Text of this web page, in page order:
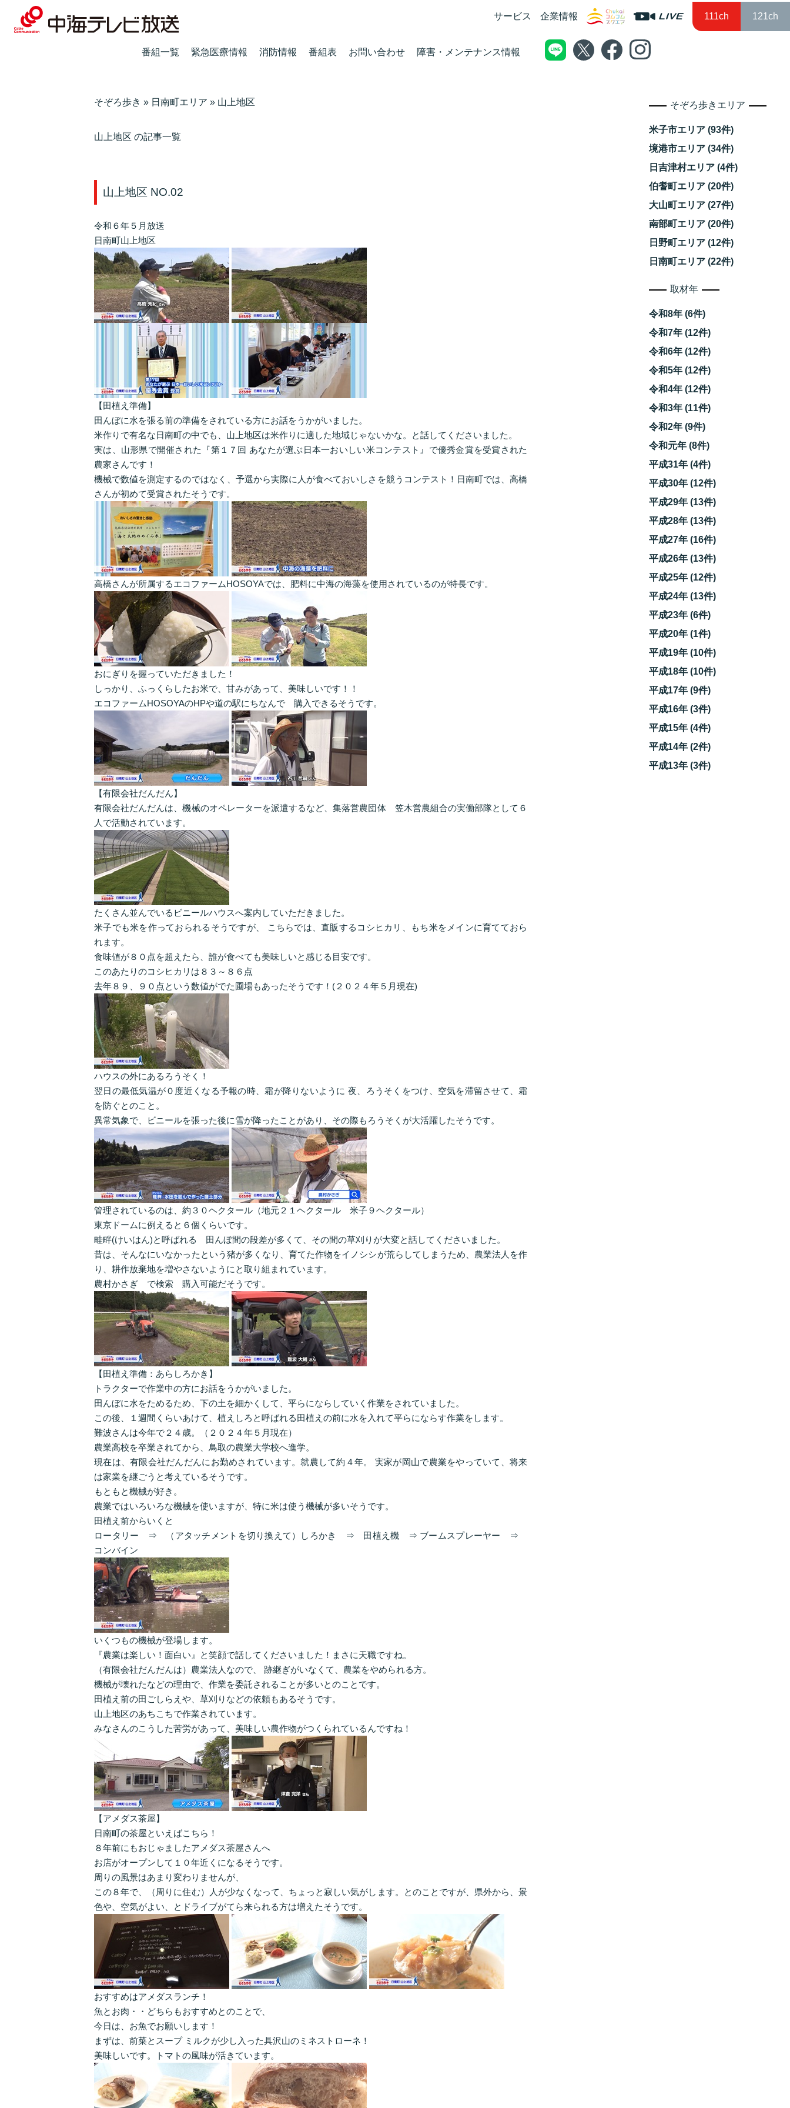
サービス 企業情報 111ch 121ch
番組一覧 緊急医療情報 消防情報 番組表 お問い合わせ 障害・メンテナンス情報
そぞろ歩き » 日南町エリア » 山上地区
山上地区 の記事一覧
山上地区 NO.02
令和６年５月放送
日南町山上地区
【田植え準備】
田んぼに水を張る前の準備をされている方にお話をうかがいました。
米作りで有名な日南町の中でも、山上地区は米作りに適した地域じゃないかな。と話してくださいました。
実は、山形県で開催された『第１７回 あなたが選ぶ日本一おいしい米コンテスト』で優秀金賞を受賞された
農家さんです！
機械で数値を測定するのではなく、予選から実際に人が食べておいしさを競うコンテスト！日南町では、高橋
さんが初めて受賞されたそうです。
高橋さんが所属するエコファームHOSOYAでは、肥料に中海の海藻を使用されているのが特長です。
おにぎりを握っていただきました！
しっかり、ふっくらしたお米で、甘みがあって、美味しいです！！
エコファームHOSOYAのHPや道の駅にちなんで 購入できるそうです。
【有限会社だんだん】
有限会社だんだんは、機械のオペレーターを派遣するなど、集落営農団体 笠木営農組合の実働部隊として６
人で活動されています。
たくさん並んでいるビニールハウスへ案内していただきました。
米子でも米を作っておられるそうですが、 こちらでは、直販するコシヒカリ、もち米をメインに育てておら
れます。
食味値が８０点を超えたら、誰が食べても美味しいと感じる目安です。
このあたりのコシヒカリは８３～８６点
去年８９、９０点という数値がでた圃場もあったそうです！(２０２４年５月現在)
ハウスの外にあるろうそく！
翌日の最低気温が０度近くなる予報の時、霜が降りないように 夜、ろうそくをつけ、空気を滞留させて、霜
を防ぐとのこと。
異常気象で、ビニールを張った後に雪が降ったことがあり、その際もろうそくが大活躍したそうです。
管理されているのは、約３０ヘクタール（地元２１ヘクタール 米子９ヘクタール）
東京ドームに例えると６個くらいです。
畦畔(けいはん)と呼ばれる 田んぼ間の段差が多くて、その間の草刈りが大変と話してくださいました。
昔は、そんなにいなかったという猪が多くなり、育てた作物をイノシシが荒らしてしまうため、農業法人を作
り、耕作放棄地を増やさないようにと取り組まれています。
農村かさぎ で検索 購入可能だそうです。
【田植え準備：あらしろかき】
トラクターで作業中の方にお話をうかがいました。
田んぼに水をためるため、下の土を細かくして、平らにならしていく作業をされていました。
この後、１週間くらいあけて、植えしろと呼ばれる田植えの前に水を入れて平らにならす作業をします。
難波さんは今年で２４歳。（２０２４年５月現在）
農業高校を卒業されてから、鳥取の農業大学校へ進学。
現在は、有限会社だんだんにお勤めされています。就農して約４年。 実家が岡山で農業をやっていて、将来
は家業を継ごうと考えているそうです。
もともと機械が好き。
農業ではいろいろな機械を使いますが、特に米は使う機械が多いそうです。
田植え前からいくと
ロータリー ⇒ （アタッチメントを切り換えて）しろかき ⇒ 田植え機 ⇒ ブームスプレーヤー ⇒
コンバイン
いくつもの機械が登場します。
『農業は楽しい！面白い』と笑顔で話してくださいました！まさに天職ですね。
（有限会社だんだんは）農業法人なので、 跡継ぎがいなくて、農業をやめられる方。
機械が壊れたなどの理由で、作業を委託されることが多いとのことです。
田植え前の田ごしらえや、草刈りなどの依頼もあるそうです。
山上地区のあちこちで作業されています。
みなさんのこうした苦労があって、美味しい農作物がつくられているんですね！
【アメダス茶屋】
日南町の茶屋といえばこちら！
８年前にもおじゃましたアメダス茶屋さんへ
お店がオープンして１０年近くになるそうです。
周りの風景はあまり変わりませんが、
この８年で、（周りに住む）人が少なくなって、ちょっと寂しい気がします。とのことですが、県外から、景
色や、空気がよい、とドライブがてら来られる方は増えたそうです。
おすすめはアメダスランチ！
魚とお肉・・どちらもおすすめとのことで、
今日は、お魚でお願いします！
まずは、前菜とスープ ミルクが少し入った具沢山のミネストローネ！
美味しいです。トマトの風味が活きています。
そぞろ歩きエリア
米子市エリア (93件)
境港市エリア (34件)
日吉津村エリア (4件)
伯耆町エリア (20件)
大山町エリア (27件)
南部町エリア (20件)
日野町エリア (12件)
日南町エリア (22件)
取材年
令和8年 (6件)
令和7年 (12件)
令和6年 (12件)
令和5年 (12件)
令和4年 (12件)
令和3年 (11件)
令和2年 (9件)
令和元年 (8件)
平成31年 (4件)
平成30年 (12件)
平成29年 (13件)
平成28年 (13件)
平成27年 (16件)
平成26年 (13件)
平成25年 (12件)
平成24年 (13件)
平成23年 (6件)
平成20年 (1件)
平成19年 (10件)
平成18年 (10件)
平成17年 (9件)
平成16年 (3件)
平成15年 (4件)
平成14年 (2件)
平成13年 (3件)